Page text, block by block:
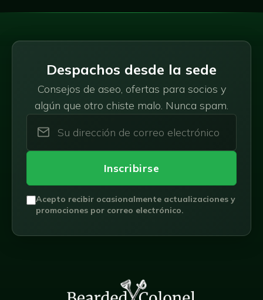
Despachos desde la sede
Consejos de aseo, ofertas para socios y
algún que otro chiste malo. Nunca spam.
Inscribirse
Acepto recibir ocasionalmente actualizaciones y
promociones por correo electrónico.